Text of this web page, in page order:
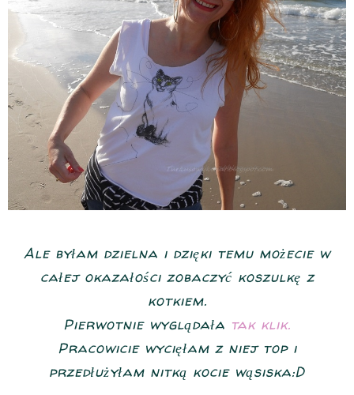
Ale byłam dzielna i dzięki temu możecie w
całej okazałości zobaczyć koszulkę z
kotkiem.
Pierwotnie wyglądała tak klik.
Pracowicie wycięłam z niej top i
przedłużyłam nitką kocie wąsiska:D